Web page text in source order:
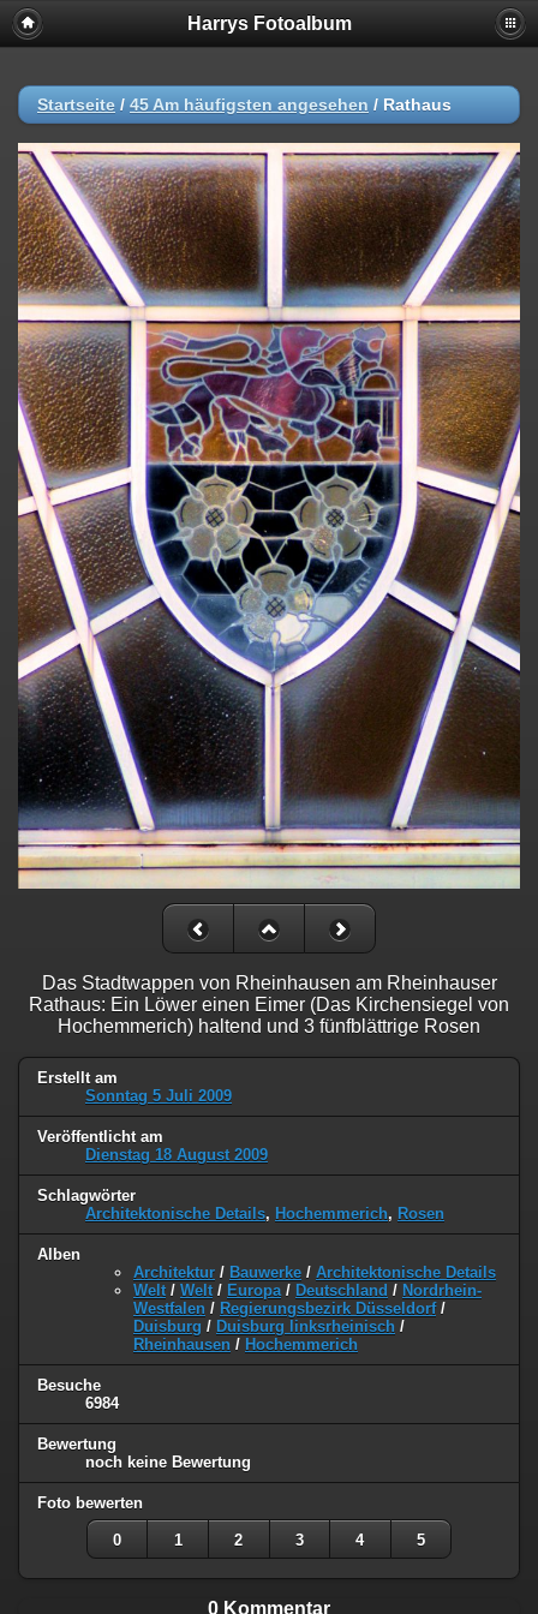
Harrys Fotoalbum
Startseite / 45 Am häufigsten angesehen / Rathaus
Das Stadtwappen von Rheinhausen am Rheinhauser
Rathaus: Ein Löwer einen Eimer (Das Kirchensiegel von
Hochemmerich) haltend und 3 fünfblättrige Rosen
Erstellt am
Sonntag 5 Juli 2009
Veröffentlicht am
Dienstag 18 August 2009
Schlagwörter
Architektonische Details, Hochemmerich, Rosen
Alben
Architektur / Bauwerke / Architektonische Details
Welt / Welt / Europa / Deutschland / Nordrhein-
Westfalen / Regierungsbezirk Düsseldorf/
Duisburg / Duisburg linksrheinisch /
Rheinhausen / Hochemmerich
Besuche
6984
Bewertung
noch keine Bewertung
Foto bewerten
0 1 2 3 4 5
0 Kommentar